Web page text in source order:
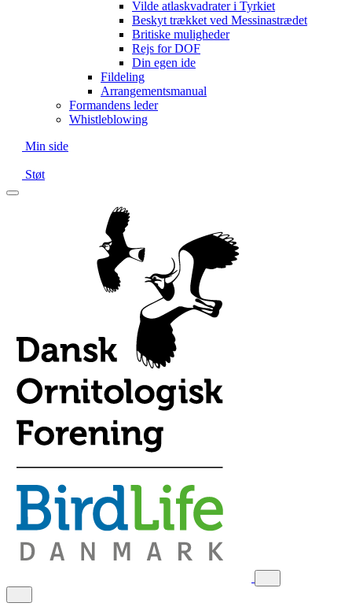
Vilde atlaskvadrater i Tyrkiet
Beskyt trækket ved Messinastrædet
Britiske muligheder
Rejs for DOF
Din egen ide
Fildeling
Arrangementsmanual
Formandens leder
Whistleblowing
Min side
Støt